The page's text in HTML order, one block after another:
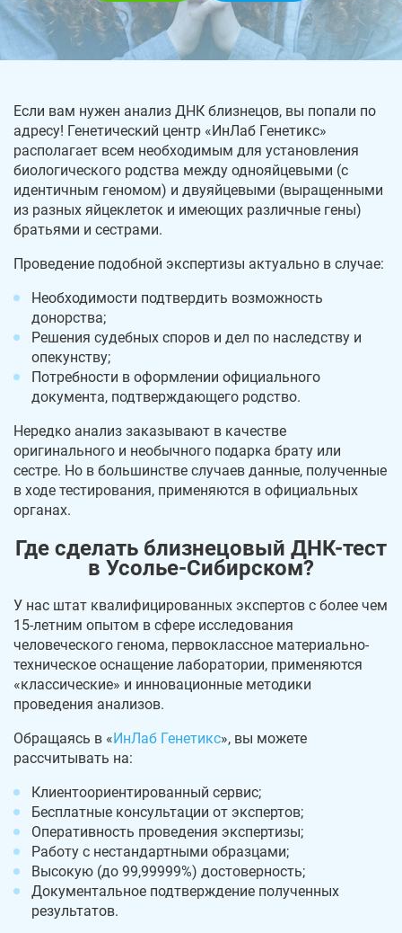
Если вам нужен анализ ДНК близнецов, вы попали по
адресу! Генетический центр «ИнЛаб Генетикс»
располагает всем необходимым для установления
биологического родства между однояйцевыми (с
идентичным геномом) и двуяйцевыми (выращенными
из разных яйцеклеток и имеющих различные гены)
братьями и сестрами.
Проведение подобной экспертизы актуально в случае:
Необходимости подтвердить возможность
донорства;
Решения судебных споров и дел по наследству и
опекунству;
Потребности в оформлении официального
документа, подтверждающего родство.
Нередко анализ заказывают в качестве
оригинального и необычного подарка брату или
сестре. Но в большинстве случаев данные, полученные
в ходе тестирования, применяются в официальных
органах.
Где сделать близнецовый ДНК-тест
в Усолье-Сибирском?
У нас штат квалифицированных экспертов с более чем
15-летним опытом в сфере исследования
человеческого генома, первоклассное материально-
техническое оснащение лаборатории, применяются
«классические» и инновационные методики
проведения анализов.
Обращаясь в « ИнЛаб Генетикс», вы можете
рассчитывать на:
Клиентоориентированный сервис;
Бесплатные консультации от экспертов;
Оперативность проведения экспертизы;
Работу с нестандартными образцами;
Высокую (до 99,99999%) достоверность;
Документальное подтверждение полученных
результатов.